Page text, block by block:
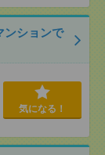
ンションで
気になる！